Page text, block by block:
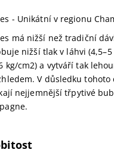
- Unikátní v regionu
má nižší než tradiční
nižší tlak v láhvi
kg/cm2) a vytváří tak
V důsledku
nejjemnější třpytivé